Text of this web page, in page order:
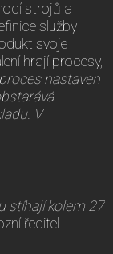
strojů a
služby
svoje
hrají procesy,
nastaven
V
stíhají kolem 27
ředitel